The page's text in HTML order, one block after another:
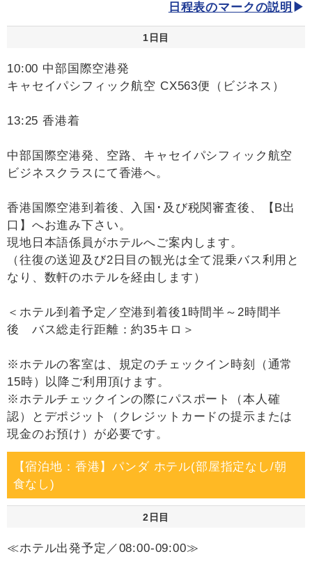
日程表のマークの説明
1日目
10:00 中部国際空港発
キャセイパシフィック航空 CX563便（ビジネス）
13:25 香港着
中部国際空港発、空路、キャセイパシフィック航空
ビジネスクラスにて香港へ。
香港国際空港到着後、入国･及び税関審査後、【B出
口】へお進み下さい。
現地日本語係員がホテルへご案内します。
（往復の送迎及び2日目の観光は全て混乗バス利用と
なり、数軒のホテルを経由します）
＜ホテル到着予定／空港到着後1時間半～2時間半
後 バス総走行距離：約35キロ＞
※ホテルの客室は、規定のチェックイン時刻（通常
15時）以降ご利用頂けます。
※ホテルチェックインの際にパスポート（本人確
認）とデポジット（クレジットカードの提示または
現金のお預け）が必要です。
【宿泊地：香港】パンダ ホテル(部屋指定なし/朝
食なし)
2日目
≪ホテル出発予定／08:00-09:00≫